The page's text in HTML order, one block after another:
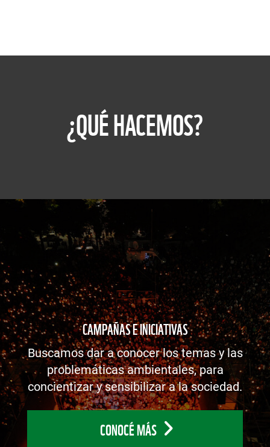
¿QUÉ HACEMOS?
CAMPAÑAS E INICIATIVAS
Buscamos dar a conocer los temas y las
problemáticas ambientales, para
concientizar y sensibilizar a la sociedad.
CONOCÉ MÁS